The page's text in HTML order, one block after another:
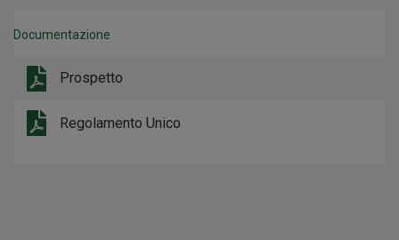
Documentazione
Prospetto
Regolamento Unico